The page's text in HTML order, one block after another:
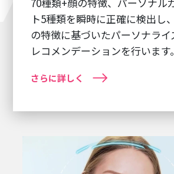
ト5種類を瞬時に正確に検出し
の特徴に基づいたパーソナラ
レコメンデーションを行います。
さらに詳しく